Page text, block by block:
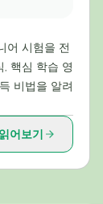
시험을 전
, 핵심 학습 영
비법을 알려
어보기